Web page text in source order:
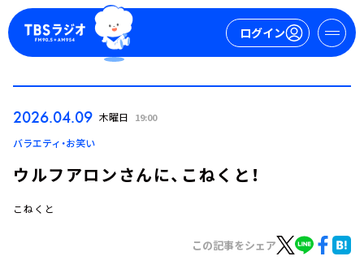
ログイン
ログイン
2026.04.09 木曜日 19:00
バラエティ・お笑い
ウルフアロンさんに、こねくと！
こねくと
この記事をシェア